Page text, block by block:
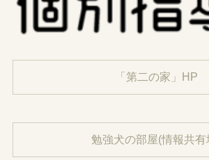
「第二の家」HP
勉強犬の部屋(情報共有